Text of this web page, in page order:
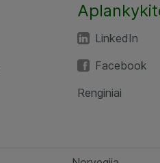
LinkedIn
Facebook
Renginiai